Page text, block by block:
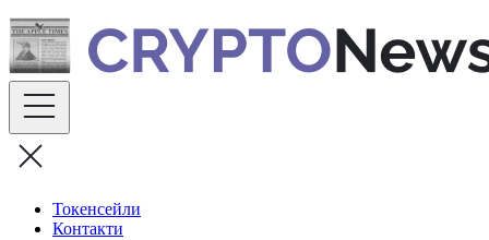
Skip
to
content
Токенсейли
Контакти